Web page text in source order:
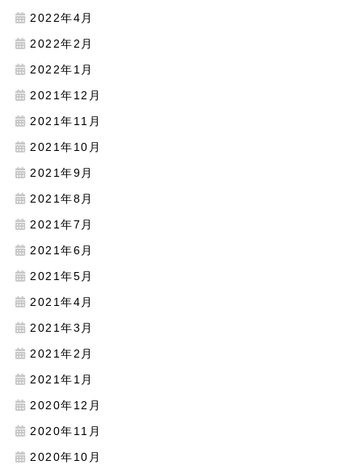
2022年4月
2022年2月
2022年1月
2021年12月
2021年11月
2021年10月
2021年9月
2021年8月
2021年7月
2021年6月
2021年5月
2021年4月
2021年3月
2021年2月
2021年1月
2020年12月
2020年11月
2020年10月